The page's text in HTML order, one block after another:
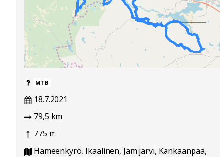
MTB
18.7.2021
79,5 km
775 m
Hämeenkyrö, Ikaalinen, Jämijärvi, Kankaanpää,